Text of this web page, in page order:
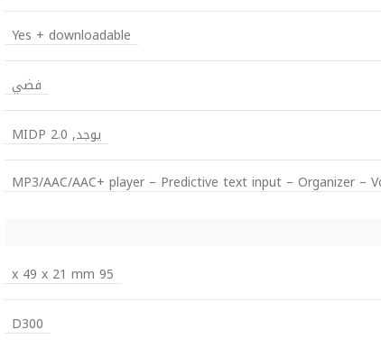
Yes + downloadable
فضي
يوجد, MIDP 2.0
MP3/AAC/AAC+ player – Predictive text input – Organizer –
95 x 49 x 21 mm
D300